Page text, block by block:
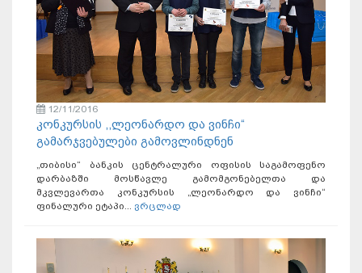
12/11/2016
კონკურსის ,,ლეონარდო და ვინჩი“
გამარჯვებულები გამოვლინდნენ
„თიბისი“ ბანკის ცენტრალური ოფისის საგამოფენო
დარბაზში მოსწავლე გამომგონებელთა და
მკვლევართა კონკურსის „ლეონარდო და ვინჩი“
ფინალური ეტაპი... ვრცლად